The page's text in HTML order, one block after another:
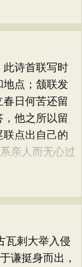
诗首联写时
地点；颔联发
日何苦还留
他之所以留
点出自己的
亲人而无心过
剌大举入侵
谦挺身而出，